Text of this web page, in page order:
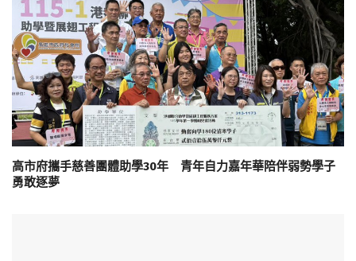
高市府攜手慈善團體助學30年 青年自力嘉年華陪伴弱勢學子
勇敢逐夢